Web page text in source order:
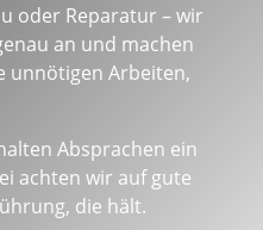
oder Reparatur – wir
an und machen
unnötigen Arbeiten,
Absprachen ein
achten wir auf gute
die hält.